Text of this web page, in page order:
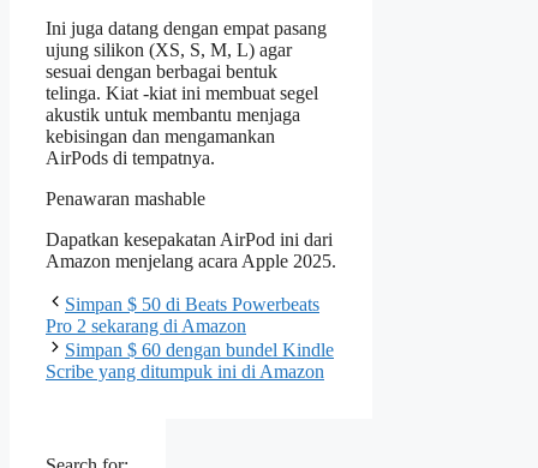
Ini juga datang dengan empat pasang
ujung silikon (XS, S, M, L) agar
sesuai dengan berbagai bentuk
telinga. Kiat -kiat ini membuat segel
akustik untuk membantu menjaga
kebisingan dan mengamankan
AirPods di tempatnya.
Penawaran mashable
Dapatkan kesepakatan AirPod ini dari
Amazon menjelang acara Apple 2025.
Simpan $ 50 di Beats Powerbeats
Pro 2 sekarang di Amazon
Simpan $ 60 dengan bundel Kindle
Scribe yang ditumpuk ini di Amazon